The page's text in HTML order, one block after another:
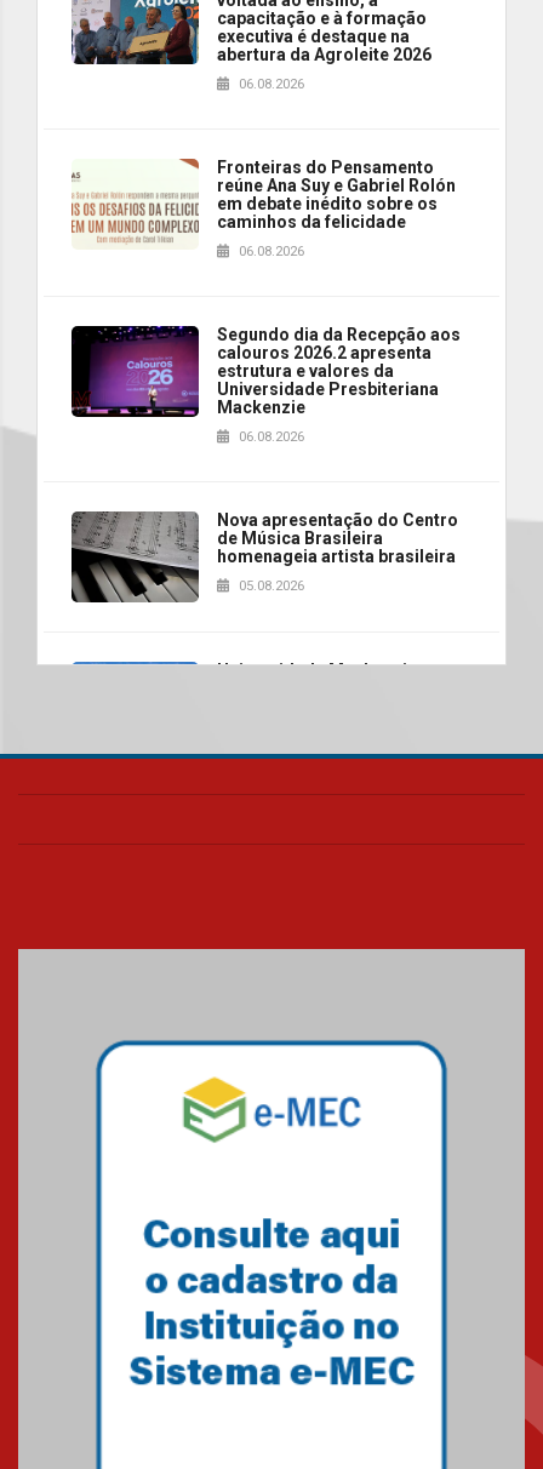
capacitação e à formação
executiva é destaque na
abertura da Agroleite 2026
06.08.2026
Fronteiras do Pensamento
reúne Ana Suy e Gabriel Rolón
em debate inédito sobre os
caminhos da felicidade
06.08.2026
Segundo dia da Recepção aos
calouros 2026.2 apresenta
estrutura e valores da
Universidade Presbiteriana
Mackenzie
06.08.2026
Nova apresentação do Centro
de Música Brasileira
homenageia artista brasileira
05.08.2026
Universidade Mackenzie
das novas tecnologias em
04.08.2026
Como o Colégio Mackenzie
Brasília prepara seus
Como os pais podem investir
na educação dos filhos além da
escola